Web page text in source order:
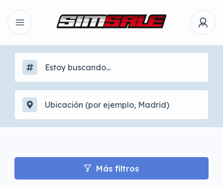
Más filtros